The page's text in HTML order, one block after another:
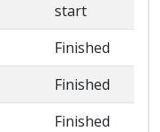
start
Finished
Finished
Finished